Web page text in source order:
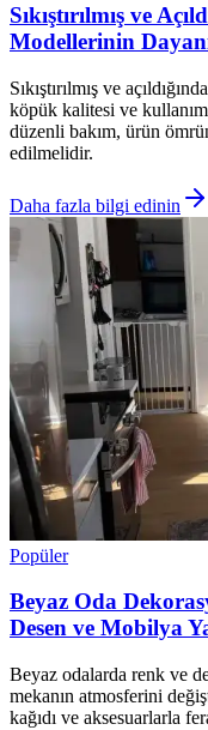
Sıkıştırılmış ve
Modellerinin
Sıkıştırılmış ve
köpük kalitesi ve kullanım
düzenli bakım, ürün
edilmelidir.
Daha fazla bilgi edinin
Popüler
Beyaz Oda
Desen ve Mobilya
Beyaz odalarda renk ve
mekanın atmosferini
kağıdı ve aksesuarlarla